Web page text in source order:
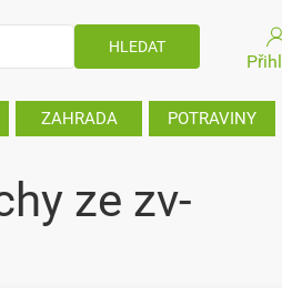
ZAHRADA POTRAVINY
ze zv-